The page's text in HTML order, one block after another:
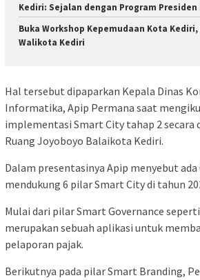
Kediri: Sejalan dengan Program Presiden
Buka Workshop Kepemudaan Kota Kediri,
Walikota Kediri
Hal tersebut dipaparkan Kepala Dinas
Informatika, Apip Permana saat
implementasi Smart City tahap 2 secara
Ruang Joyoboyo Balaikota Kediri.
Dalam presentasinya Apip menyebut ada
mendukung 6 pilar Smart City di tahun
Mulai dari pilar Smart Governance
merupakan sebuah aplikasi untuk
pelaporan pajak.
Berikutnya pada pilar Smart Branding,